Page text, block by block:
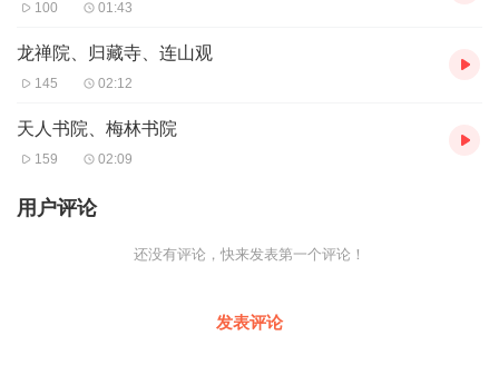
100 01:43
龙禅院、归藏寺、连山观
145 02:12
天人书院、梅林书院
159 02:09
用户评论
还没有评论，快来发表第一个评论！
发表评论